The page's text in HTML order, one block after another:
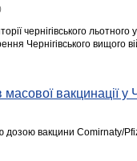
чернігівського
Чернігівського вищого
вакцинації у
дозою вакцини Comirnaty/